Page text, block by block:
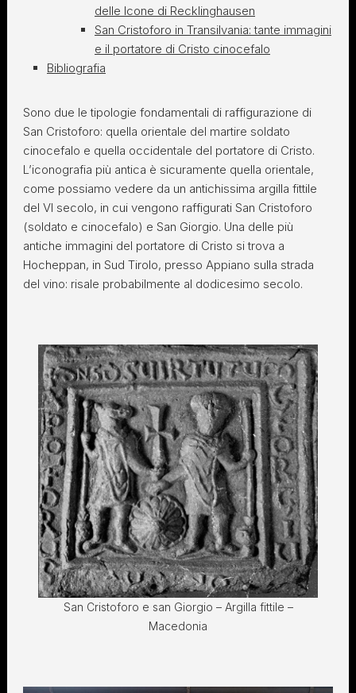
delle Icone di Recklinghausen
San Cristoforo in Transilvania: tante immagini
e il portatore di Cristo cinocefalo
Bibliografia
Sono due le tipologie fondamentali di raffigurazione di
San Cristoforo: quella orientale del martire soldato
cinocefalo e quella occidentale del portatore di Cristo.
L’iconografia più antica è sicuramente quella orientale,
come possiamo vedere da un antichissima argilla fittile
del VI secolo, in cui vengono raffigurati San Cristoforo
(soldato e cinocefalo) e San Giorgio. Una delle più
antiche immagini del portatore di Cristo si trova a
Hocheppan, in Sud Tirolo, presso Appiano sulla strada
del vino: risale probabilmente al dodicesimo secolo.
San Cristoforo e san Giorgio – Argilla fittile –
Macedonia